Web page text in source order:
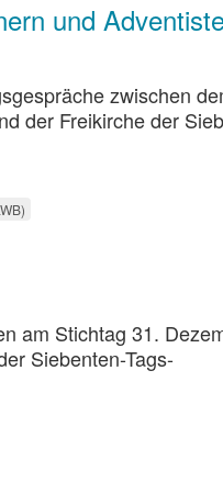
und
zwischen
der Freikirche der
am Stichtag 31.
Siebenten-Tags-